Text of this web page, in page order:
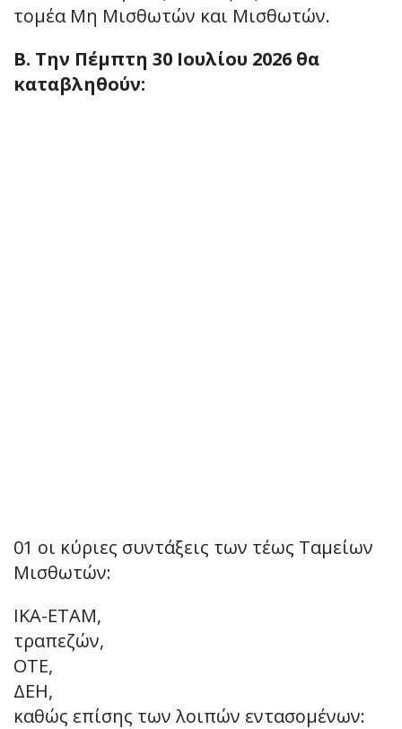
τομέα Μη Μισθωτών και Μισθωτών.
Β. Την Πέμπτη 30 Ιουλίου 2026 θα
καταβληθούν:
01 οι κύριες συντάξεις των τέως Ταμείων
Μισθωτών:
ΙΚΑ-ΕΤΑΜ,
τραπεζών,
ΟΤΕ,
ΔΕΗ,
καθώς επίσης των λοιπών εντασομένων: